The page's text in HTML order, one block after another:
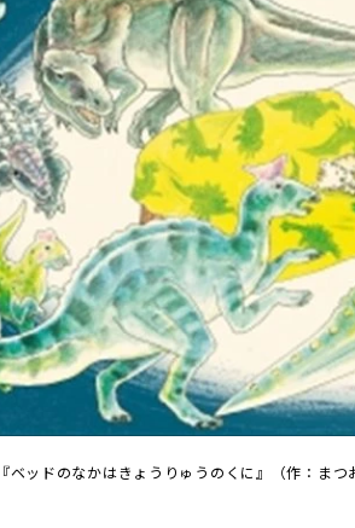
『ベッドのなかはきょうりゅうのくに』（作：ま